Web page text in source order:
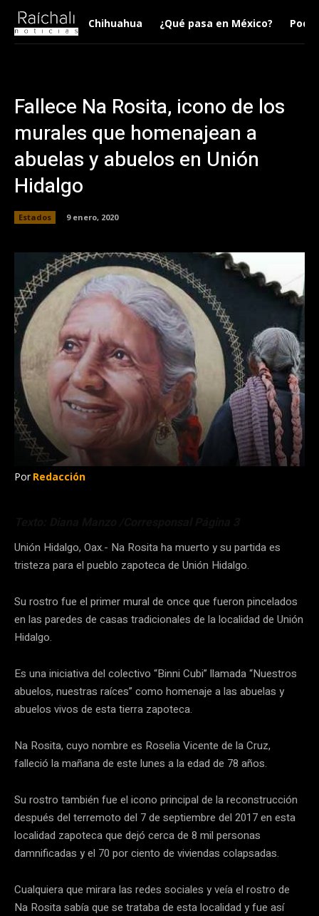
Chihuahua ¿Qué pasa en México?
Fallece Na Rosita, icono de los
murales que homenajean a
abuelas y abuelos en Unión
Hidalgo
Estados 9 enero, 2020
Por Redacción
Unión Hidalgo, Oax.- Na Rosita ha muerto y su partida es
tristeza para el pueblo zapoteca de Unión Hidalgo.
Su rostro fue el primer mural de once que fueron pincelados
en las paredes de casas tradicionales de la localidad de Unión
Hidalgo.
Es una iniciativa del colectivo “Binni Cubi” llamada “Nuestros
abuelos, nuestras raíces” como homenaje a las abuelas y
abuelos vivos de esta tierra zapoteca.
Na Rosita, cuyo nombre es Roselia Vicente de la Cruz,
falleció la mañana de este lunes a la edad de 78 años.
Su rostro también fue el icono principal de la reconstrucción
después del terremoto del 7 de septiembre del 2017 en esta
localidad zapoteca que dejó cerca de 8 mil personas
damnificadas y el 70 por ciento de viviendas colapsadas.
Cualquiera que mirara las redes sociales y veía el rostro de
Na Rosita sabía que se trataba de esta localidad y fue así